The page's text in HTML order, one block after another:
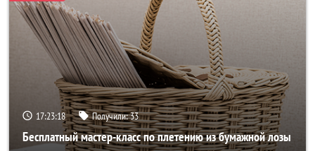
17:23:18 Получили:33
Бесплатный мастер-класс по плетению из бумажной лозы